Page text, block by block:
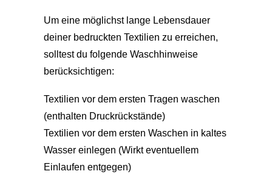
Um eine möglichst lange Lebensdauer
deiner bedruckten Textilien zu erreichen,
solltest du folgende Waschhinweise
berücksichtigen:
Textilien vor dem ersten Tragen waschen
(enthalten Druckrückstände)
Textilien vor dem ersten Waschen in kaltes
Wasser einlegen (Wirkt eventuellem
Einlaufen entgegen)